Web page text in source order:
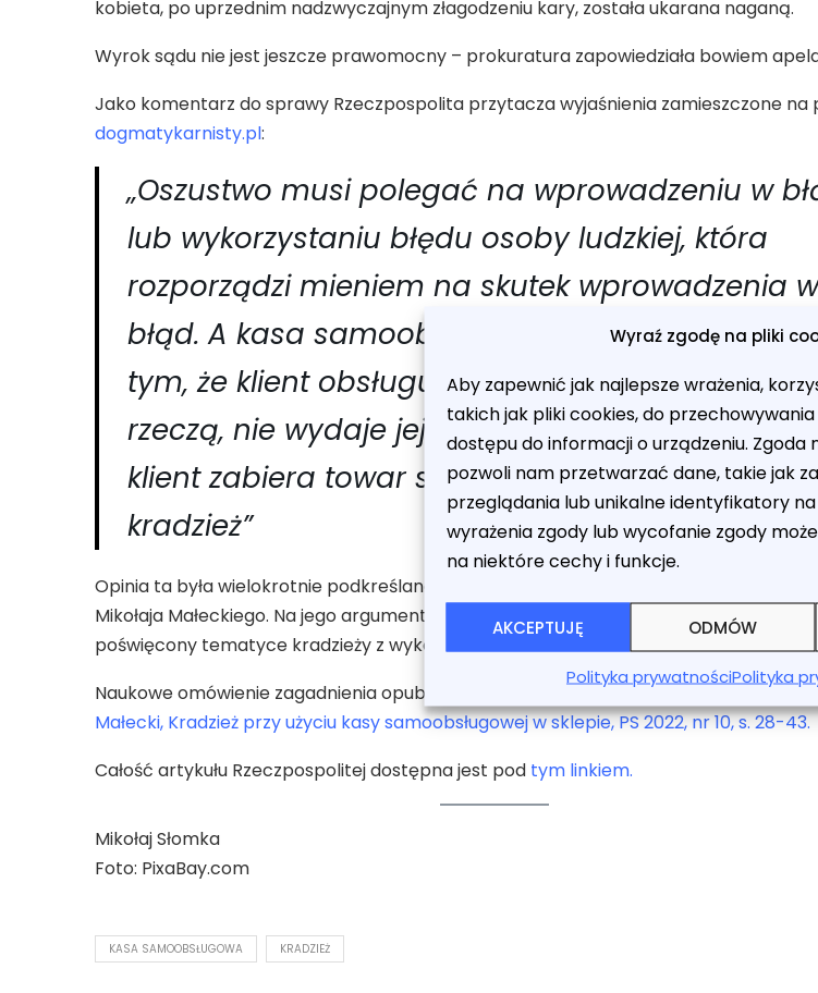
Wyraź zgodę na pliki
Aby zapewnić jak najlepsze wrażenia,
takich jak pliki cookies, do
dostępu do informacji o urządzeniu. Zgoda
pozwoli nam przetwarzać dane, takie jak
przeglądania lub unikalne identyfikatory
wyrażenia zgody lub wycofanie zgody
na niektóre cechy i funkcje.
AKCEPTUJĘ ODMÓW
Polityka prywatnościPolityka
kobieta, po uprzednim nadzwyczajnym złagodzeniu kary, została ukarana naganą.
Wyrok sądu nie jest jeszcze prawomocny – prokuratura zapowiedziała bowiem
Jako komentarz do sprawy Rzeczpospolita przytacza wyjaśnienia zamieszczone na
dogmatykarnisty.pl:
„Oszustwo musi polegać na wprowadzeniu w
lub wykorzystaniu błędu osoby ludzkiej, która
rozporządzi mieniem na skutek wprowadzenia w
błąd. A kasa samoobsługowa polega przecież
tym, że klient obsługuje się sam. Nikt nie
rzeczą, nie wydaje jej klientowi, wręcz
klient zabiera towar sam, a zabieranie rzeczy to
kradzież”
Opinia ta była wielokrotnie podkreślana w mediach przez Autora popularnego bloga,
Mikołaja Małeckiego. Na jego argumentacji oparto m.in. obszerny artykuł naportalu
poświęcony tematyce kradzieży z wykorzystaniem kas samoobsługowych.
Naukowe omówienie zagadnienia opublikowane zostało na łamach Przeglądu
Małecki, Kradzież przy użyciu kasy samoobsługowej w sklepie, PS 2022, nr 10, s. 28-43.
Całość artykułu Rzeczpospolitej dostępna jest pod tym linkiem.
Mikołaj Słomka
Foto: PixaBay.com
KASA SAMOOBSŁUGOWA KRADZIEŻ